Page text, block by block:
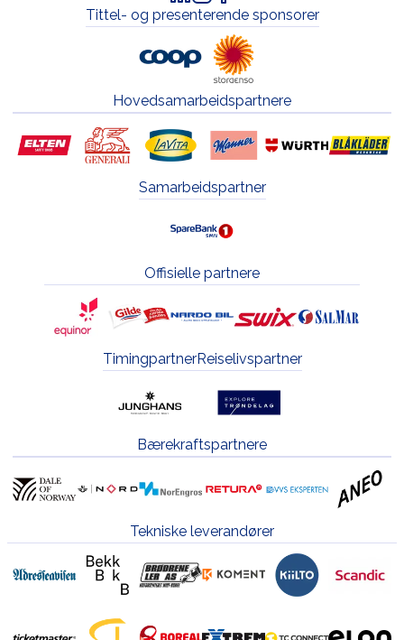
Tittel- og presenterende sponsorer
Hovedsamarbeidspartnere
Samarbeidspartner
Offisielle partnere
TimingpartnerReiselivspartner
Bærekraftspartnere
Tekniske leverandører